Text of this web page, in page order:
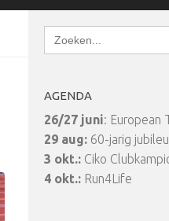
Zoek
naar:
AGENDA
26/27 juni: European
29 aug: 60-jarig
3 okt.: Ciko
4 okt.: Run4Life